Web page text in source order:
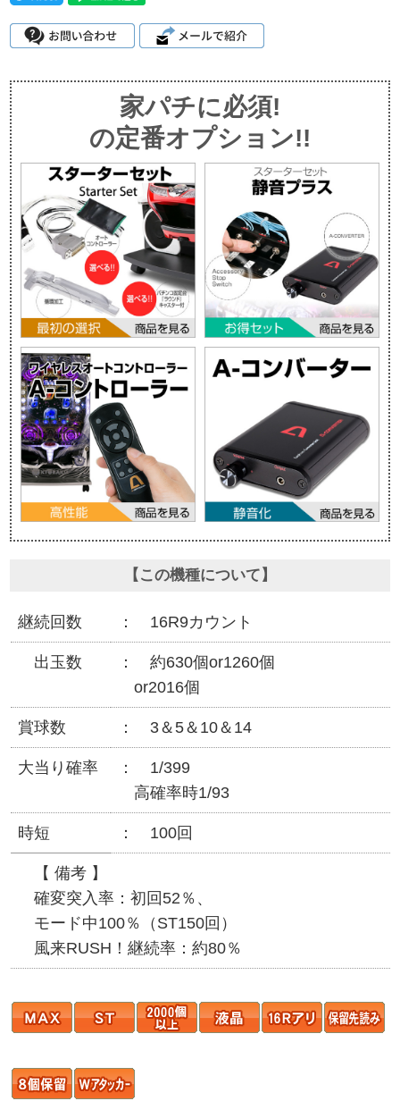
家パチに必須!
の定番オプション!!
【この機種について】
継続回数 16R9カウント
出玉数
約630個or1260個
or2016個
賞球数 3＆5＆10＆14
大当り確率
1/399
高確率時1/93
時短 100回
【 備考 】
確変突入率：初回52％、
モード中100％（ST150回）
風来RUSH！継続率：約80％